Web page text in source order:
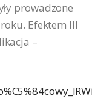
prowadzone
Efektem III
–